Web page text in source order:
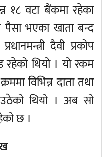
१८ वटा बैंकमा रहेका
भएका खाता बन्द
दैवी प्रकोप
रहेको थियो । यो रकम
विभिन्न दाता तथा
थियो । अब सो
छ ।